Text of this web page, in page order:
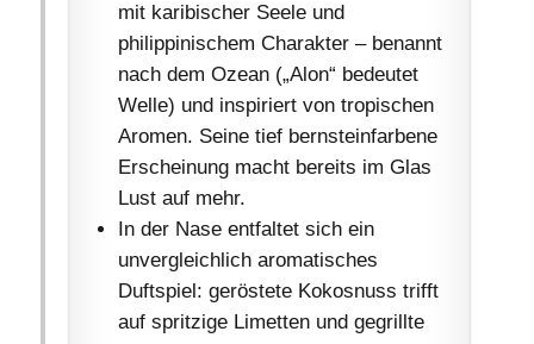
mit karibischer Seele und
philippinischem Charakter – benannt
nach dem Ozean („Alon“ bedeutet
Welle) und inspiriert von tropischen
Aromen. Seine tief bernsteinfarbene
Erscheinung macht bereits im Glas
Lust auf mehr.
In der Nase entfaltet sich ein
unvergleichlich aromatisches
Duftspiel: geröstete Kokosnuss trifft
auf spritzige Limetten und gegrillte